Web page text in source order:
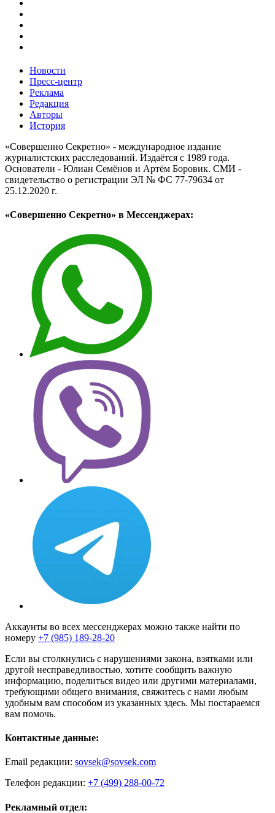
Новости
Пресс-центр
Реклама
Редакция
Авторы
История
«Совершенно Секретно» - международное издание
журналистских расследований. Издаётся с 1989 года.
Основатели - Юлиан Семёнов и Артём Боровик. CМИ -
свидетельство о регистрации ЭЛ № ФС 77-79634 от
25.12.2020 г.
«Совершенно Секретно» в Мессенджерах:
Аккаунты во всех мессенджерах можно также найти по
номеру +7 (985) 189-28-20
Если вы столкнулись с нарушениями закона, взятками или
другой несправедливостью, хотите сообщить важную
информацию, поделиться видео или другими материалами,
требующими общего внимания, свяжитесь с нами любым
удобным вам способом из указанных здесь. Мы постараемся
вам помочь.
Контактные данные:
Email редакции: sovsek@sovsek.com
Телефон редакции: +7 (499) 288-00-72
Рекламный отдел: